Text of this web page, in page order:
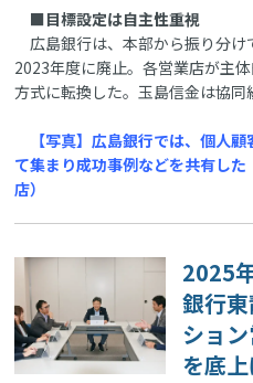
■目標設定は自主性重視
広島銀行は、本部から振り分け
2023年度に廃止。各営業店が主
方式に転換した。玉島信金は協
【写真】広島銀行では、個人
て集まり成功事例などを共有し
店）
2025
銀行
ショ
を底